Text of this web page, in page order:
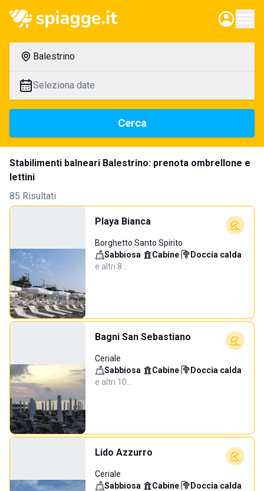
Balestrino
Seleziona date
Cerca
Stabilimenti balneari Balestrino: prenota ombrellone e
lettini
85 Risultati
Playa Bianca
Borghetto Santo Spirito
Sabbiosa· Cabine· Doccia calda·
e altri 8…
Bagni San Sebastiano
Ceriale
Sabbiosa· Cabine· Doccia calda·
e altri 10…
Lido Azzurro
Ceriale
Sabbiosa· Cabine· Doccia calda·